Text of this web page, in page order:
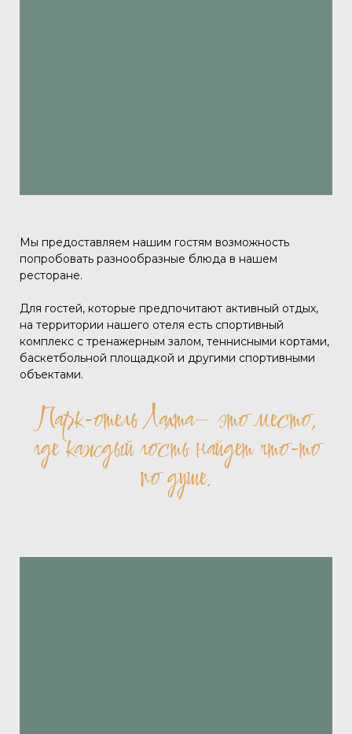
Мы предоставляем нашим гостям возможность
попробовать разнообразные блюда в нашем
ресторане.
Для гостей, которые предпочитают активный отдых,
на территории нашего отеля есть спортивный
комплекс с тренажерным залом, теннисными кортами,
баскетбольной площадкой и другими спортивными
объектами.
Парк-отель Лахта– это место,
где каждый гость найдет что-то
по душе.